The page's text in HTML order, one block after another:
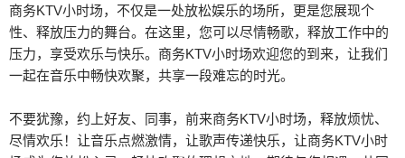
商务KTV小时场，不仅是一处放松娱乐的场所，更是您展现个
性、释放压力的舞台。在这里，您可以尽情畅歌，释放工作中的
压力，享受欢乐与快乐。商务KTV小时场欢迎您的到来，让我们
一起在音乐中畅快欢聚，共享一段难忘的时光。
不要犹豫，约上好友、同事，前来商务KTV小时场，释放烦忧、
尽情欢乐！让音乐点燃激情，让歌声传递快乐，让商务KTV小时